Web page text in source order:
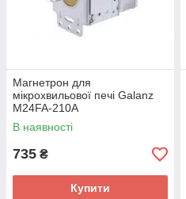
Магнетрон для
мікрохвильової печі Galanz
M24FA-210A
В наявності
735 ₴
Купити